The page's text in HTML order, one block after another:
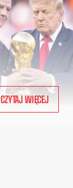
CZYTAJ WIĘCEJ